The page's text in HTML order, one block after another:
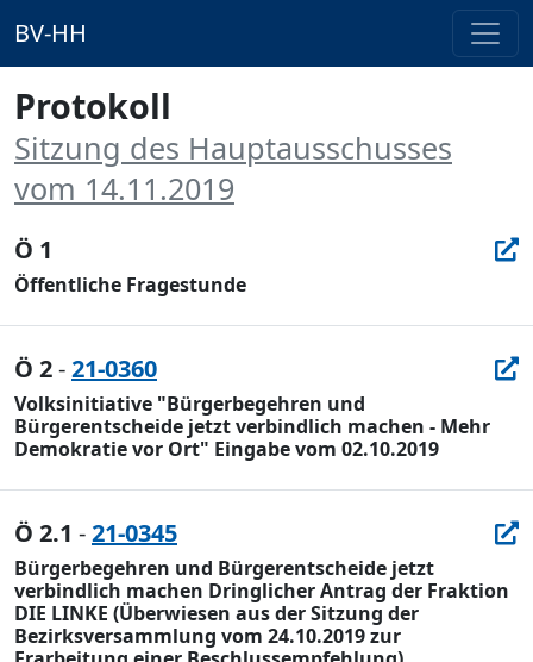
BV-HH
Protokoll
Sitzung des Hauptausschusses
vom 14.11.2019
Ö 1
Öffentliche Fragestunde
Ö 2-21-0360
Volksinitiative "Bürgerbegehren und
Bürgerentscheide jetzt verbindlich machen - Mehr
Demokratie vor Ort" Eingabe vom 02.10.2019
Ö 2.1 -21-0345
Bürgerbegehren und Bürgerentscheide jetzt
verbindlich machen Dringlicher Antrag der Fraktion
DIE LINKE (Überwiesen aus der Sitzung der
Bezirksversammlung vom 24.10.2019 zur